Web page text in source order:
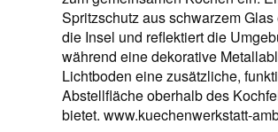
Spritzschutz aus schwarzem Glas
die Insel und reflektiert die
während eine dekorative
Lichtboden eine zusätzliche,
Abstellfläche oberhalb des
bietet. www.kuechenwerkstatt-